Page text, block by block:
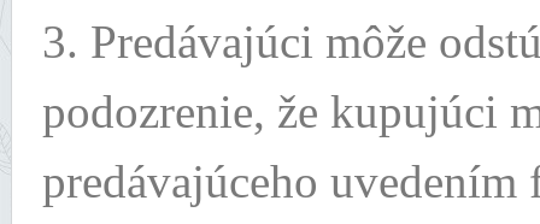
3. Predávajúci môže
podozrenie, že kupujúci
predávajúceho